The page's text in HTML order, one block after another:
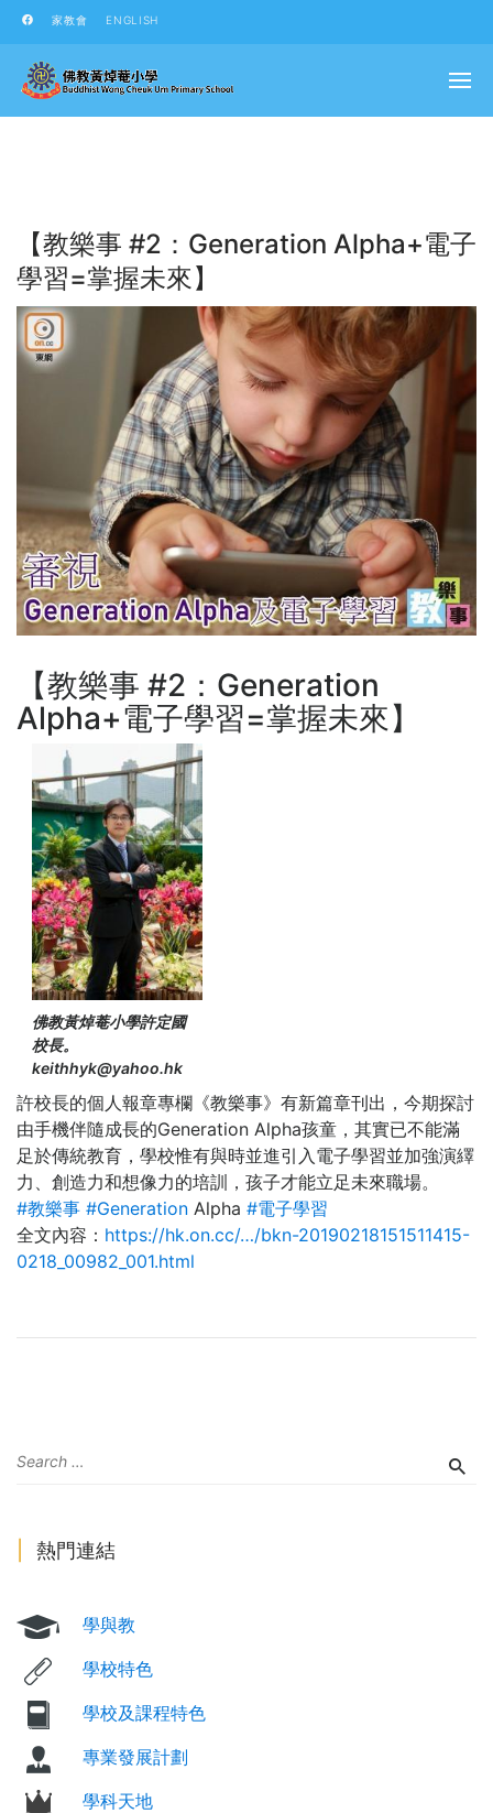
家教會 ENGLISH
【教樂事 #2：Generation Alpha+電子
學習=掌握未來】
【教樂事 #2：Generation
Alpha+電子學習=掌握未來】
佛教黃焯菴小學許定國
校長。
keithhyk@yahoo.hk
許校長的個人報章專欄《教樂事》有新篇章刊出，今期探討
由手機伴隨成長的Generation Alpha孩童，其實已不能滿
足於傳統教育，學校惟有與時並進引入電子學習並加強演繹
力、創造力和想像力的培訓，孩子才能立足未來職場。
#教樂事 #Generation Alpha #電子學習
全文內容： https://hk.on.cc/…/bkn-20190218151511415-
0218_00982_001.html
熱門連結
學與教
學校特色
學校及課程特色
專業發展計劃
學科天地